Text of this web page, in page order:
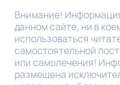
Внимание!
данном сайте, ни в
использоваться
самостоятельной
или самолечения!
размещена